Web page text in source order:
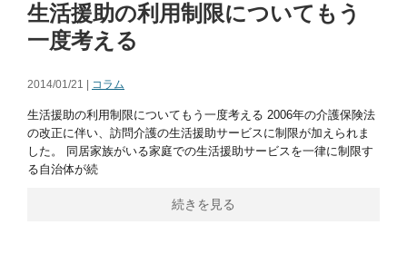
生活援助の利用制限についてもう
一度考える
2014/01/21 | コラム
生活援助の利用制限についてもう一度考える 2006年の介護保険法
の改正に伴い、訪問介護の生活援助サービスに制限が加えられま
した。 同居家族がいる家庭での生活援助サービスを一律に制限す
る自治体が続
続きを見る